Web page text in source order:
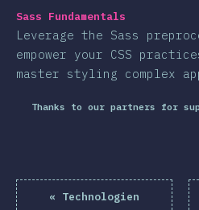
Sass Fundamentals
Leverage the Sass
empower your CSS
master styling complex
Thanks to our partners for
« Technologien